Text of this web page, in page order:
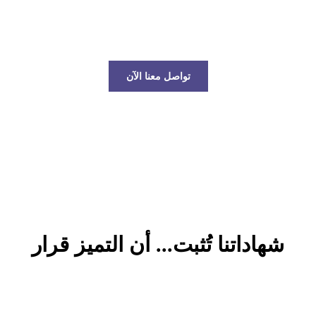
تواصل معنا الآن
شهاداتنا تُثبت... أن التميز قرار